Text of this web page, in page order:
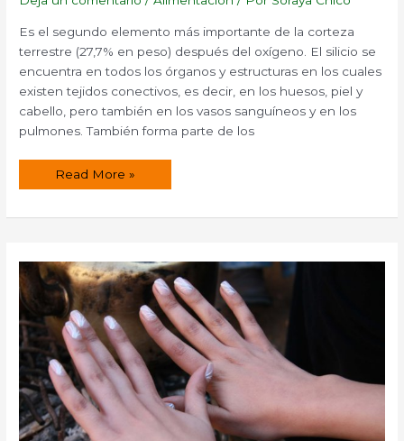
Es el segundo elemento más importante de la corteza
terrestre (27,7% en peso) después del oxígeno. El silicio se
encuentra en todos los órganos y estructuras en los cuales
existen tejidos conectivos, es decir, en los huesos, piel y
cabello, pero también en los vasos sanguíneos y en los
pulmones. También forma parte de los
El
propiedades
Read More »